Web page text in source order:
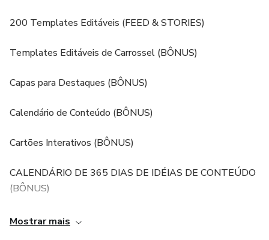
200 Templates Editáveis (FEED & STORIES)
Templates Editáveis de Carrossel (BÔNUS)
Capas para Destaques (BÔNUS)
Calendário de Conteúdo (BÔNUS)
Cartões Interativos (BÔNUS)
CALENDÁRIO DE 365 DIAS DE IDÉIAS DE CONTEÚDO
(BÔNUS)
Mostrar mais